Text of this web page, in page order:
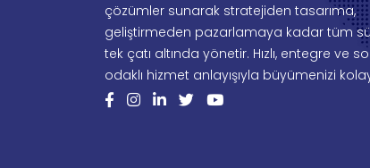
çözümler sunarak stratejiden tasarıma,
geliştirmeden pazarlamaya kadar tüm
tek çatı altında yönetir. Hızlı, entegre ve
odaklı hizmet anlayışıyla büyümenizi